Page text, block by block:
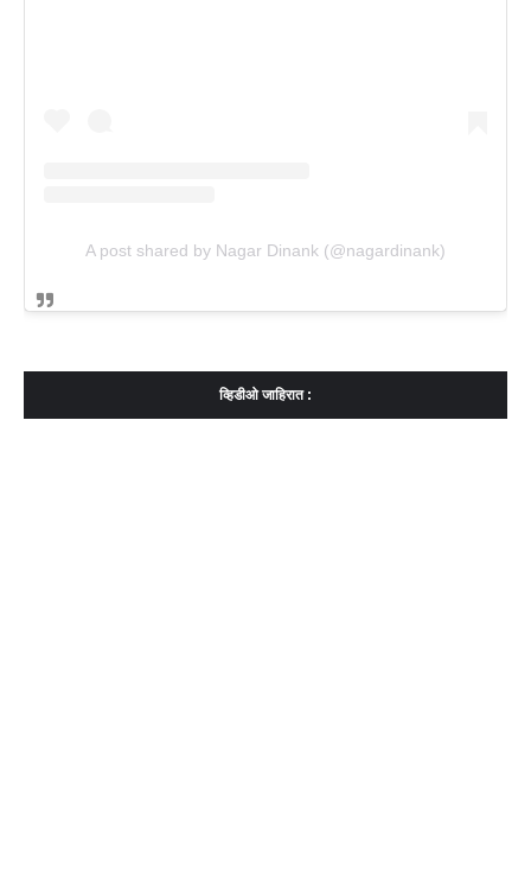
A post shared by Nagar Dinank (@nagardinank)
व्हिडीओ जाहिरात :